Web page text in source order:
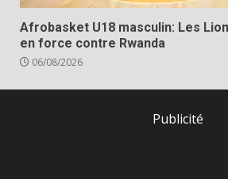
Afrobasket U18 masculin: Les
en force contre Rwanda
06/08/2026
Publicité